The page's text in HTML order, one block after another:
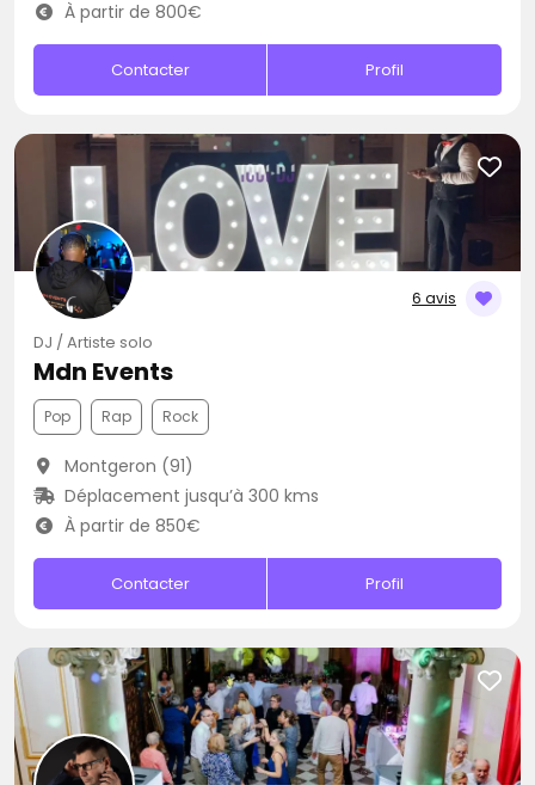
À partir de 800€
Contacter Profil
6 avis
DJ / Artiste solo
Mdn Events
Pop Rap Rock
Montgeron (91)
Déplacement jusqu’à 300 kms
À partir de 850€
Contacter Profil